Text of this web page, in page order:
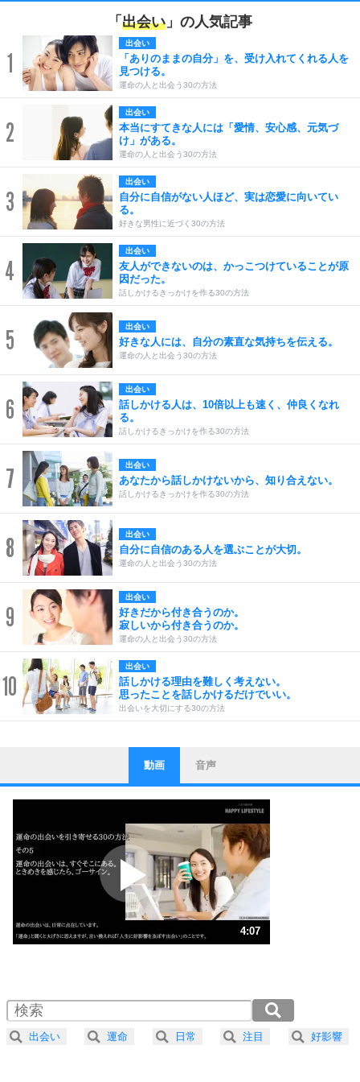
「 出会い 」の人気記事
1
出会い
「ありのままの自分」を、受け入れてくれる人を
見つける。
運命の人と出会う30の方法
2
出会い
本当にすてきな人には「愛情、安心感、元気づ
け」がある。
運命の人と出会う30の方法
3
出会い
自分に自信がない人ほど、実は恋愛に向いてい
る。
好きな男性に近づく30の方法
4
出会い
友人ができないのは、かっこつけていることが原
因だった。
話しかけるきっかけを作る30の方法
5 出会い
好きな人には、自分の素直な気持ちを伝える。
運命の人と出会う30の方法
6
出会い
話しかける人は、10倍以上も速く、仲良くなれ
る。
話しかけるきっかけを作る30の方法
7 出会い
あなたから話しかけないから、知り合えない。
話しかけるきっかけを作る30の方法
8 出会い
自分に自信のある人を選ぶことが大切。
運命の人と出会う30の方法
9
出会い
好きだから付き合うのか。
寂しいから付き合うのか。
運命の人と出会う30の方法
10
出会い
話しかける理由を難しく考えない。
思ったことを話しかけるだけでいい。
出会いを大切にする30の方法
1
ストレス対策
他人と比べない。
いっそのこと、他人を見ない。
いらいらしない人になる30の方法
プラス思考
ポジティブになれない原因は、行動しないから。
ポジティブ思考になる30の方法
ストレス対策
人生、なんとかなるもの。
気楽に生きる30の方法
4 器の大きい人は、怒りを優しさで表現する。
動画 音声
4:07
2.0倍速 （485KB 2分3秒）
2.5倍速 （388KB 1分39秒）
3.0倍速 （324KB 1分22秒）
出会い 運命 日常 注目 好影響